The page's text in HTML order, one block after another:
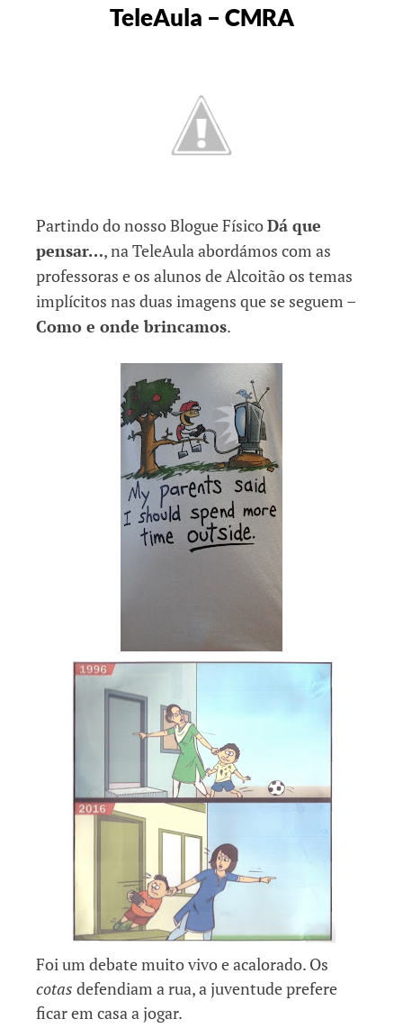
TeleAula – CMRA
Partindo do nosso Blogue FísicoDá que
pensar…, na TeleAula abordámos com as
professoras e os alunos de Alcoitão os temas
implícitos nas duas imagens que se seguem –
Como e onde brincamos.
Foi um debate muito vivo e acalorado. Os
cotas defendiam a rua, a juventude prefere
ficar em casa a jogar.